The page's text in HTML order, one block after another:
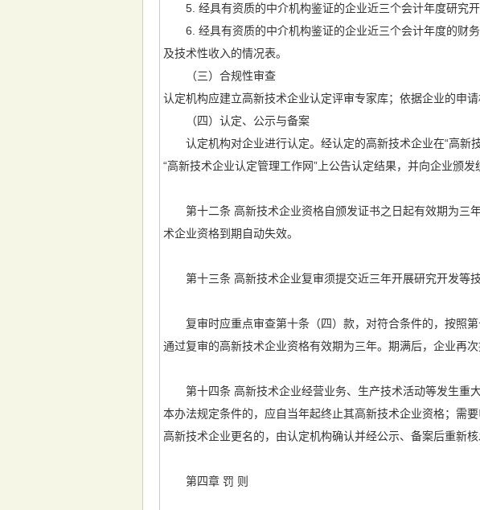
5. 经具有资质的中介机构鉴证的企业近三个会计年度研究开
6. 经具有资质的中介机构鉴证的企业近三个会计年度的财务
及技术性收入的情况表。
（三）合规性审查
认定机构应建立高新技术企业认定评审专家库；依据企业的申
（四）认定、公示与备案
认定机构对企业进行认定。经认定的高新技术企业在“高新
“高新技术企业认定管理工作网”上公告认定结果，并向企业颁发
第十二条 高新技术企业资格自颁发证书之日起有效期为三
术企业资格到期自动失效。
第十三条 高新技术企业复审须提交近三年开展研究开发等技
复审时应重点审查第十条（四）款，对符合条件的，按照第
通过复审的高新技术企业资格有效期为三年。期满后，企业再
第十四条 高新技术企业经营业务、生产技术活动等发生重
本办法规定条件的，应自当年起终止其高新技术企业资格；需
高新技术企业更名的，由认定机构确认并经公示、备案后重新
第四章 罚 则